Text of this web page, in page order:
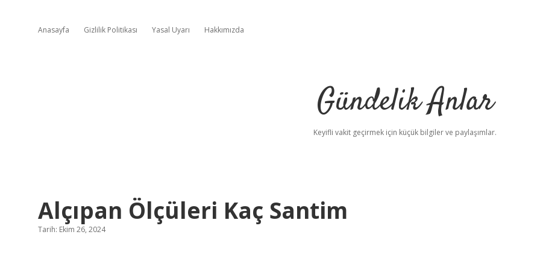
Anasayfa Gizlilik Politikası Yasal Uyarı Hakkımızda
Gündelik Anlar
Keyifli vakit geçirmek için küçük bilgiler ve paylaşımlar.
Alçıpan Ölçüleri Kaç Santim
Tarih: Ekim 26, 2024